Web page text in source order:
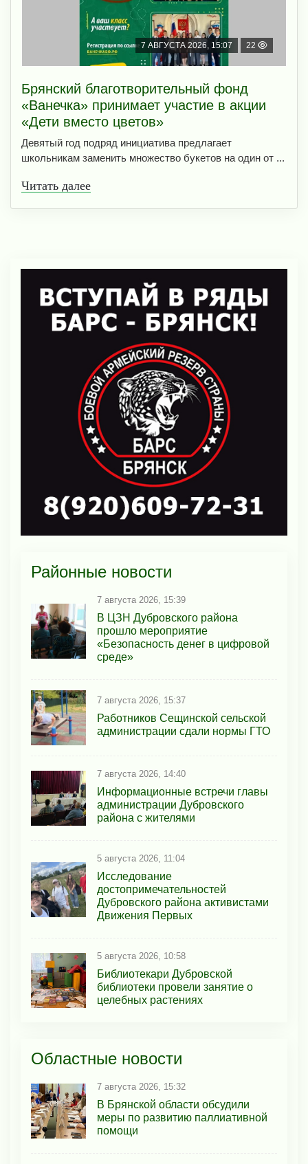
7 АВГУСТА 2026, 15:07 22
Брянский благотворительный фонд
«Ванечка» принимает участие в акции
«Дети вместо цветов»
Девятый год подряд инициатива предлагает
школьникам заменить множество букетов на один от ...
Читать далее
Районные новости
7 августа 2026, 15:39
В ЦЗН Дубровского района
прошло мероприятие
«Безопасность денег в цифровой
среде»
7 августа 2026, 15:37
Работников Сещинской сельской
администрации сдали нормы ГТО
7 августа 2026, 14:40
Информационные встречи главы
администрации Дубровского
района с жителями
5 августа 2026, 11:04
Исследование
достопримечательностей
Дубровского района активистами
Движения Первых
5 августа 2026, 10:58
Библиотекари Дубровской
библиотеки провели занятие о
целебных растениях
Областные новости
7 августа 2026, 15:32
В Брянской области обсудили
меры по развитию паллиативной
помощи